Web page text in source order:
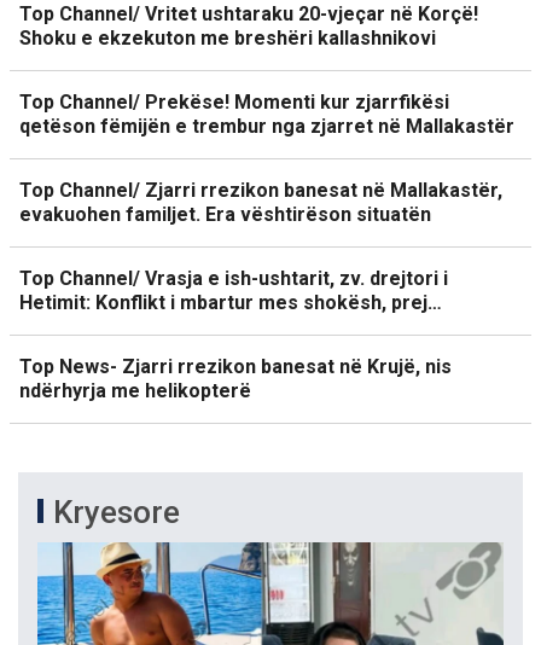
Top Channel/ Vritet ushtaraku 20-vjeçar në Korçë!
Shoku e ekzekuton me breshëri kallashnikovi
Top Channel/ Prekëse! Momenti kur zjarrfikësi
qetëson fëmijën e trembur nga zjarret në Mallakastër
Top Channel/ Zjarri rrezikon banesat në Mallakastër,
evakuohen familjet. Era vështirëson situatën
Top Channel/ Vrasja e ish-ushtarit, zv. drejtori i
Hetimit: Konflikt i mbartur mes shokësh, prej…
Top News- Zjarri rrezikon banesat në Krujë, nis
ndërhyrja me helikopterë
Kryesore